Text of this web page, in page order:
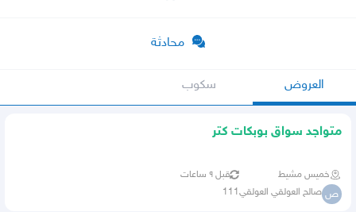
محادثة
العروض سكوب
متواجد سواق بوبكات كتر
خميس مشيط قبل ٩ ساعات
ص صالح العولقي العولقي111